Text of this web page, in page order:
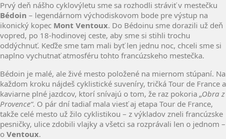
Prvý deň nášho cyklovýletu sme sa rozhodli stráviť v mestečku
Bédoin – legendárnom východiskovom bode pre výstup na
ikonický kopec Mont Ventoux. Do Bédoinu sme dorazili už deň
vopred, po 18-hodinovej ceste, aby sme si stihli trochu
oddýchnuť. Keďže sme tam mali byť len jednu noc, chceli sme si
naplno vychutnať atmosféru tohto francúzskeho mestečka.
Bédoin je malé, ale živé mesto položené na miernom stúpaní. Na
každom kroku nájdeš cyklistické suveníry, tričká Tour de France a
kaviarne plné jazdcov, ktorí snívajú o tom, že raz pokoria „Obra z
Provence“. O pár dní tadiaľ mala viesť aj etapa Tour de France,
takže celé mesto už žilo cyklistikou – z výkladov zneli francúzske
pesničky, ulice zdobili vlajky a všetci sa rozprávali len o jednom –
o Ventoux.